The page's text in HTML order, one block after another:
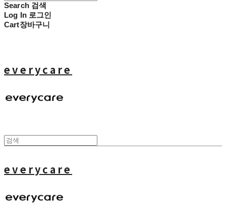
Search 검색
Log In 로그인
Cart장바구니
everycare
everycare